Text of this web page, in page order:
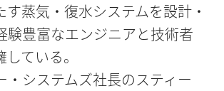
す蒸気・復水システムを設計・
験豊富なエンジニアと技術者
ている。
・システムズ社長のスティー